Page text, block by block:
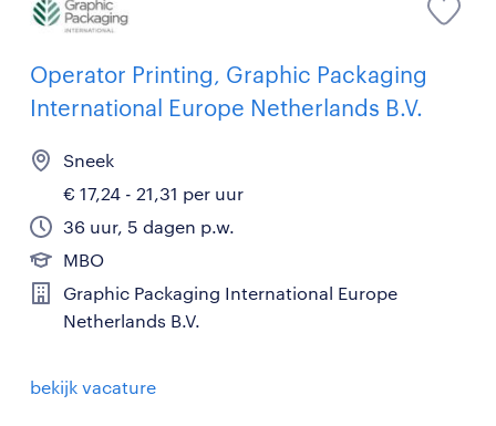
Operator Printing, Graphic Packaging
International Europe Netherlands B.V.
Sneek
€ 17,24 - 21,31 per uur
36 uur, 5 dagen p.w.
MBO
Graphic Packaging International Europe
Netherlands B.V.
bekijk vacature